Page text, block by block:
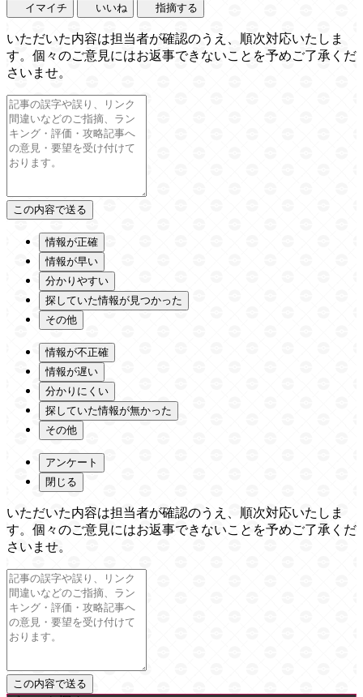
イマイチ いいね 指摘する
いただいた内容は担当者が確認のうえ、順次対応いたしま
す。個々のご意見にはお返事できないことを予めご了承くだ
さいませ。
情報が正確
情報が早い
分かりやすい
探していた情報が見つかった
その他
情報が不正確
情報が遅い
分かりにくい
探していた情報が無かった
その他
アンケート
閉じる
いただいた内容は担当者が確認のうえ、順次対応いたしま
す。個々のご意見にはお返事できないことを予めご了承くだ
さいませ。